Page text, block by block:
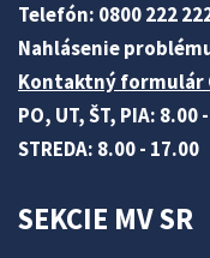
Telefón: 0800 222
Nahlásenie
Kontaktný formulár
PO, UT, ŠT, PIA: 8.00
STREDA: 8.00 - 17.00
SEKCIE MV SR